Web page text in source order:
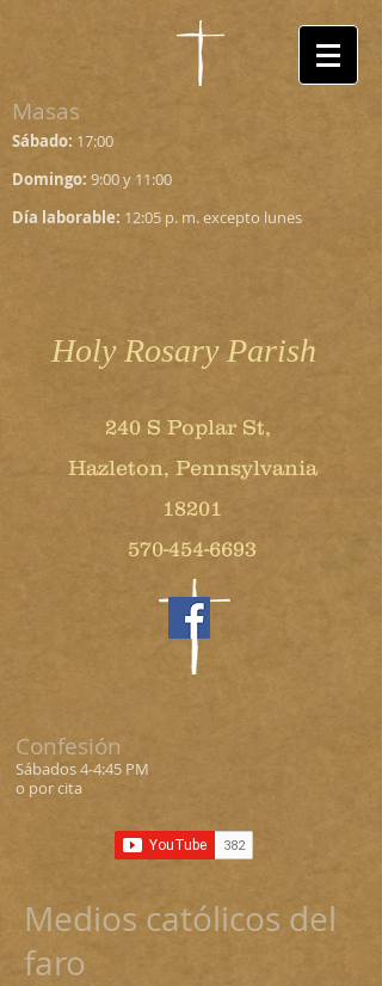
Masas
Sábado: 17:00
Domingo: 9:00 y 11:00
Día laborable: 12:05 p. m. excepto lunes
Holy Rosary Parish
240 S Poplar St,
Hazleton, Pennsylvania
18201
570-454-6693
Confesión
Sábados 4-4:45 PM
o por cita
Medios católicos del
faro